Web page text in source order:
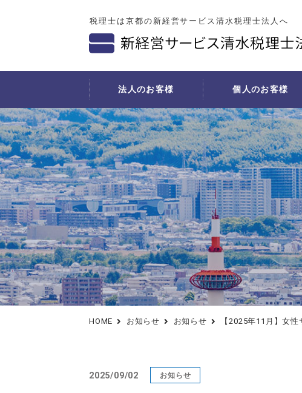
税理士は京都の新経営サービス清水税理士法人へ
法人のお客様
法人税の申告
決算対策
法人税の確定申告
書面添付
月次決算／四半期業績検討
年末調整業務
償却資産税申告業務
税務調査が来る
月次巡回監査
料金表
経理代行
導入事例
経理代行（記
経理代行お見
個人のお客様
個人の確定申告
事業をされている方
月次巡回監査
料金表
不動産の賃貸収入がある方
医療費を多額に支払われた方
開業支援サービス
開業の事前相談
診療圏調査と開業地選定
医院建築に関する相談
医療機器導入に関する相談
資金調達交渉のバックアップ
事業収支計画書の作成
広告・広報活動への助言
スタッフ募集・採用に関する助言
スタッフ教育
行政への提出書類作成支援
アフターサポート
社会福祉法人の会計と税務 社会福
相続税の申告
所得税の準確定申告・相続税の申告
相続手続きの流れ
書面添付
お勧めしたい方
遺産分割
相続手続きにおいて必要な準備書類
財産の名義変更手続き
相続税等申告手続費用
HOME お知らせ お知らせ 【2025年11月】女
2025/09/02 お知らせ